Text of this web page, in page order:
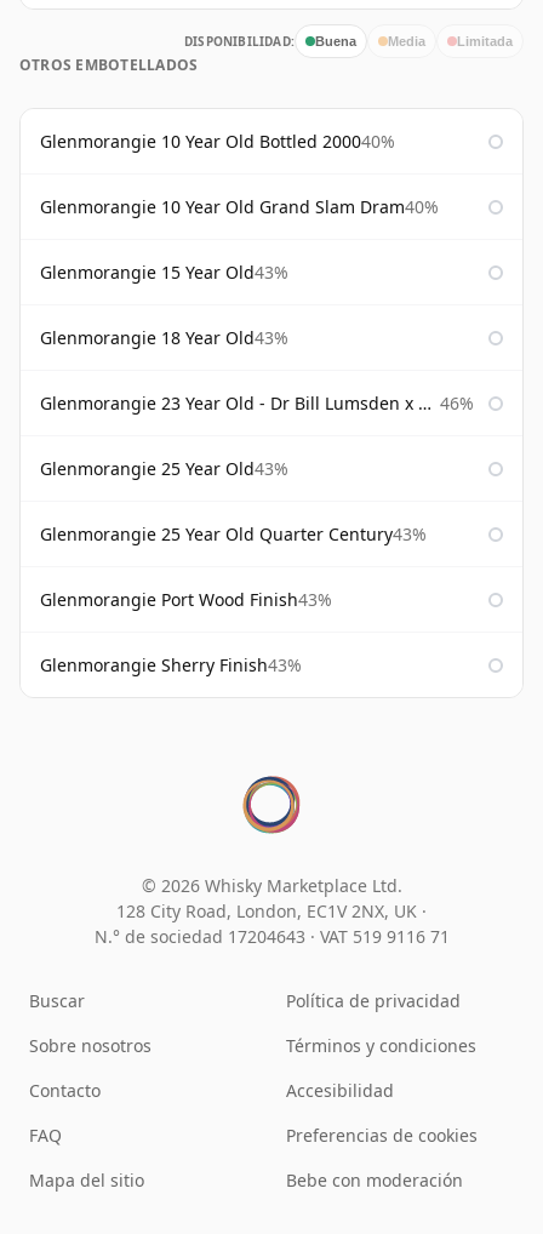
DISPONIBILIDAD: Buena Media Limitada
OTROS EMBOTELLADOS
Glenmorangie 10 Year Old Bottled 200040%
Glenmorangie 10 Year Old Grand Slam Dram40%
Glenmorangie 15 Year Old43%
Glenmorangie 18 Year Old43%
Glenmorangie 23 Year Old - Dr Bill Lumsden x Azuma Makoto 46%
Glenmorangie 25 Year Old43%
Glenmorangie 25 Year Old Quarter Century43%
Glenmorangie Port Wood Finish43%
Glenmorangie Sherry Finish43%
© 2026 Whisky Marketplace Ltd.
128 City Road, London, EC1V 2NX, UK ·
N.° de sociedad 17204643 · VAT 519 9116 71
Buscar
Sobre nosotros
Contacto
FAQ
Mapa del sitio
Política de privacidad
Términos y condiciones
Accesibilidad
Preferencias de cookies
Bebe con moderación